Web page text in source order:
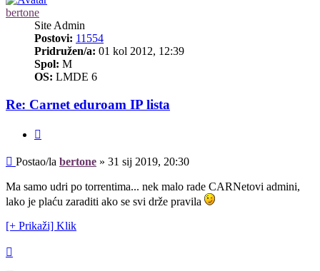
bertone
Site Admin
Postovi: 11554
Pridružen/a: 01 kol 2012, 12:39
Spol: M
OS: LMDE 6
Re: Carnet eduroam IP lista
Post
Postao/la bertone » 31 sij 2019, 20:30
Ma samo udri po torrentima... nek malo rade CARNetovi admini,
lako je plaću zaraditi ako se svi drže pravila
[+ Prikaži] Klik